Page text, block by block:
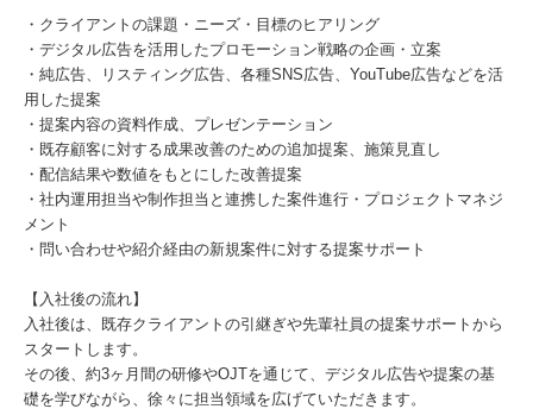
・クライアントの課題・ニーズ・目標のヒアリング
・デジタル広告を活用したプロモーション戦略の企画・立案
・純広告、リスティング広告、各種SNS広告、YouTube広告などを活
用した提案
・提案内容の資料作成、プレゼンテーション
・既存顧客に対する成果改善のための追加提案、施策見直し
・配信結果や数値をもとにした改善提案
・社内運用担当や制作担当と連携した案件進行・プロジェクトマネジ
メント
・問い合わせや紹介経由の新規案件に対する提案サポート
【入社後の流れ】
入社後は、既存クライアントの引継ぎや先輩社員の提案サポートから
スタートします。
その後、約3ヶ月間の研修やOJTを通じて、デジタル広告や提案の基
礎を学びながら、徐々に担当領域を広げていただきます。